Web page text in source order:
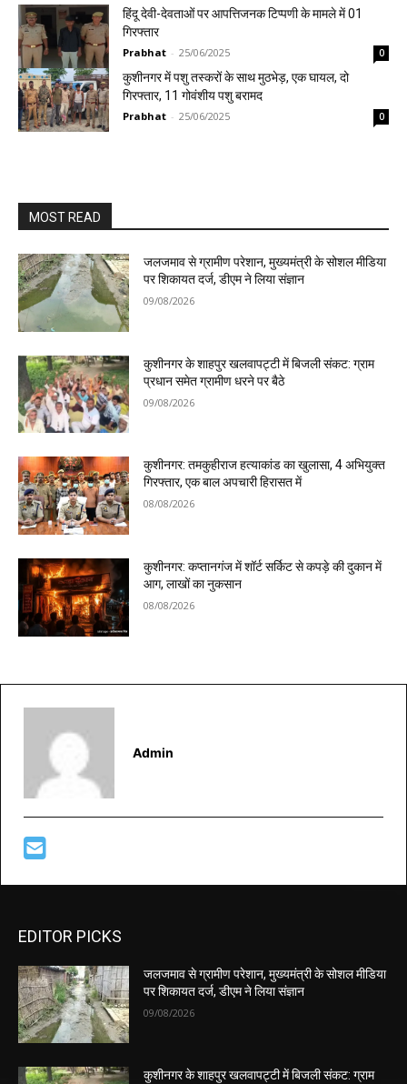
हिंदू देवी-देवताओं पर आपत्तिजनक टिप्पणी के मामले में 01
गिरफ्तार
Prabhat - 25/06/2025 0
कुशीनगर में पशु तस्करों के साथ मुठभेड़, एक घायल, दो
गिरफ्तार, 11 गोवंशीय पशु बरामद
Prabhat - 25/06/2025 0
MOST READ
जलजमाव से ग्रामीण परेशान, मुख्यमंत्री के सोशल मीडिया
पर शिकायत दर्ज, डीएम ने लिया संज्ञान
09/08/2026
कुशीनगर के शाहपुर खलवापट्टी में बिजली संकट: ग्राम
प्रधान समेत ग्रामीण धरने पर बैठे
09/08/2026
कुशीनगर: तमकुहीराज हत्याकांड का खुलासा, 4 अभियुक्त
गिरफ्तार, एक बाल अपचारी हिरासत में
08/08/2026
कुशीनगर: कप्तानगंज में शॉर्ट सर्किट से कपड़े की दुकान में
आग, लाखों का नुकसान
08/08/2026
Admin
EDITOR PICKS
जलजमाव से ग्रामीण परेशान, मुख्यमंत्री के सोशल मीडिया
पर शिकायत दर्ज, डीएम ने लिया संज्ञान
09/08/2026
कुशीनगर के शाहपुर खलवापट्टी में बिजली संकट: ग्राम